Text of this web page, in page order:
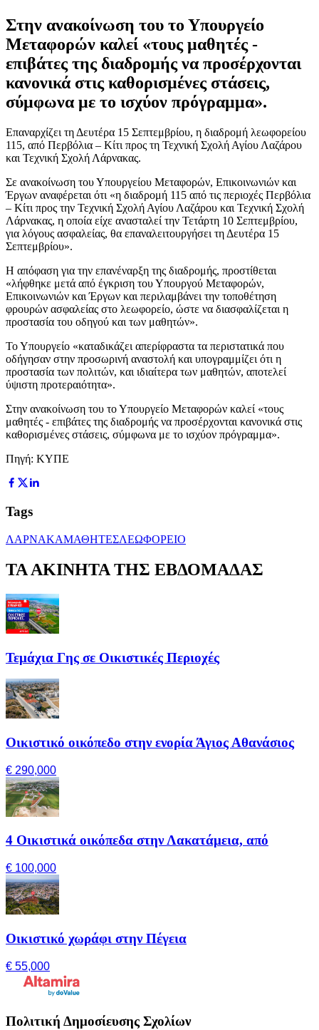
Στην ανακοίνωση του το Υπουργείο
Μεταφορών καλεί «τους μαθητές -
επιβάτες της διαδρομής να προσέρχονται
κανονικά στις καθορισμένες στάσεις,
σύμφωνα με το ισχύον πρόγραμμα».
Επαναρχίζει τη Δευτέρα 15 Σεπτεμβρίου, η διαδρομή λεωφορείου
115, από Περβόλια – Κίτι προς τη Τεχνική Σχολή Αγίου Λαζάρου
και Τεχνική Σχολή Λάρνακας.
Σε ανακοίνωση του Υπουργείου Μεταφορών, Επικοινωνιών και
Έργων αναφέρεται ότι «η διαδρομή 115 από τις περιοχές Περβόλια
– Κίτι προς την Τεχνική Σχολή Αγίου Λαζάρου και Τεχνική Σχολή
Λάρνακας, η οποία είχε ανασταλεί την Τετάρτη 10 Σεπτεμβρίου,
για λόγους ασφαλείας, θα επαναλειτουργήσει τη Δευτέρα 15
Σεπτεμβρίου».
Η απόφαση για την επανέναρξη της διαδρομής, προστίθεται
«λήφθηκε μετά από έγκριση του Υπουργού Μεταφορών,
Επικοινωνιών και Έργων και περιλαμβάνει την τοποθέτηση
φρουρών ασφαλείας στο λεωφορείο, ώστε να διασφαλίζεται η
προστασία του οδηγού και των μαθητών».
Το Υπουργείο «καταδικάζει απερίφραστα τα περιστατικά που
οδήγησαν στην προσωρινή αναστολή και υπογραμμίζει ότι η
προστασία των πολιτών, και ιδιαίτερα των μαθητών, αποτελεί
ύψιστη προτεραιότητα».
Στην ανακοίνωση του το Υπουργείο Μεταφορών καλεί «τους
μαθητές - επιβάτες της διαδρομής να προσέρχονται κανονικά στις
καθορισμένες στάσεις, σύμφωνα με το ισχύον πρόγραμμα».
Πηγή: ΚΥΠΕ
Tags
ΛΑΡΝΑΚΑΜΑΘΗΤΕΣΛΕΩΦΟΡΕΙΟ
ΤΑ ΑΚΙΝΗΤΑ ΤΗΣ ΕΒΔΟΜΑΔΑΣ
Τεμάχια Γης σε Οικιστικές Περιοχές
Οικιστικό οικόπεδο στην ενορία Άγιος Αθανάσιος
€ 290,000
4 Οικιστικά οικόπεδα στην Λακατάμεια, από
€ 100,000
Οικιστικό χωράφι στην Πέγεια
€ 55,000
Πολιτική Δημοσίευσης Σχολίων